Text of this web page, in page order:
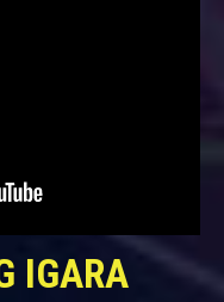
IGARA